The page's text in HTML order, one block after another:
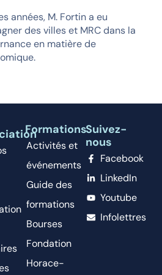
années, M. Fortin a eu
des villes et MRC dans la
en matière de
Formations
Activités et
événements
Guide des
formations
Bourses
Fondation
Horace-
Suivez-
nous
Facebook
LinkedIn
Youtube
Infolettres